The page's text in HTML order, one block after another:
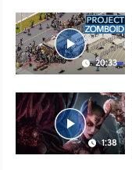
20:33
1:38